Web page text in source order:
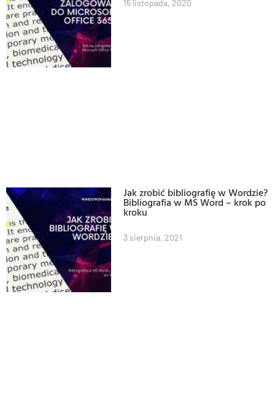
15 listopada, 2020
Jak zrobić bibliografię w Wordzie?
Bibliografia w MS Word – krok po
kroku
3 sierpnia, 2021